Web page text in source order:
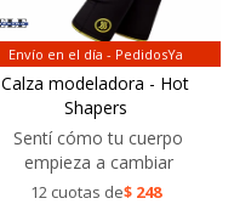
Envío en el día - PedidosYa
Calza modeladora - Hot
Shapers
Sentí cómo tu cuerpo
empieza a cambiar
12 cuotas de$ 248